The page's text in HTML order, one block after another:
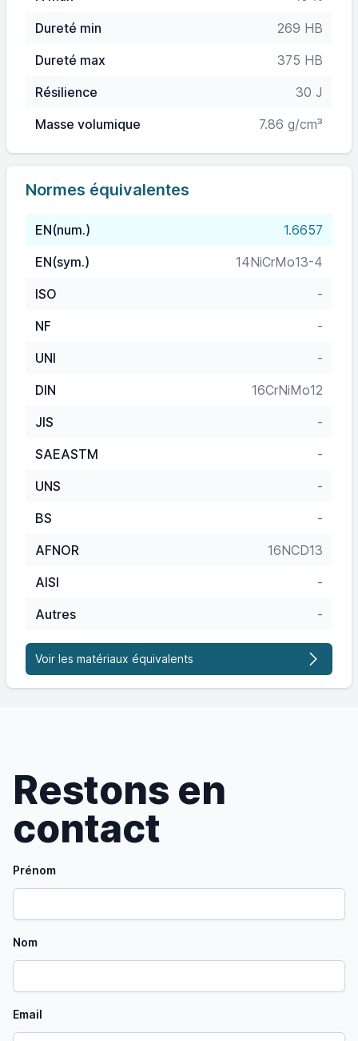
Dureté min
269 HB
Dureté max
375 HB
Résilience
30 J
Masse volumique
7.86 g/cm³
Normes équivalentes
EN(num.)
1.6657
EN(sym.)
14NiCrMo13-4
ISO
-
NF
-
UNI
-
DIN
16CrNiMo12
JIS
-
SAEASTM
-
UNS
-
BS
-
AFNOR
16NCD13
AISI
-
Autres
-
Voir les matériaux équivalents
Restons en
contact
Prénom
Nom
Email